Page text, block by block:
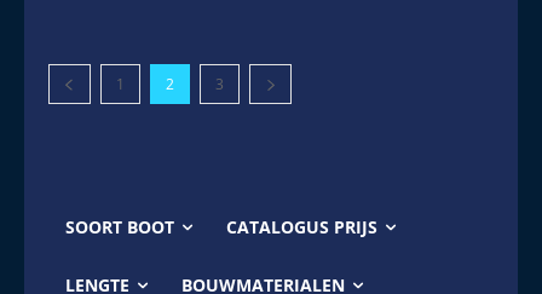
1 2 3
SOORT BOOT CATALOGUS PRIJS
LENGTE BOUWMATERIALEN